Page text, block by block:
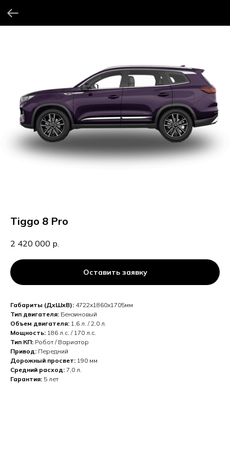
Tiggo 8 Pro
2 420 000 р.
Оставить заявку
Габариты (ДхШхВ): 4722х1860х1705мм
Тип двигателя: Бензиновый
Объем двигателя: 1.6 л. / 2.0 л.
Мощность: 186 л.с. / 170 л.с.
Тип КП: Робот / Вариатор
Привод: Передний
Дорожный просвет: 190 мм
Средний расход: 7,0 л.
Гарантия: 5 лет